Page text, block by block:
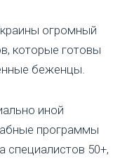
огромный
которые готовы
беженцы.
иной
программы
специалистов 50+,